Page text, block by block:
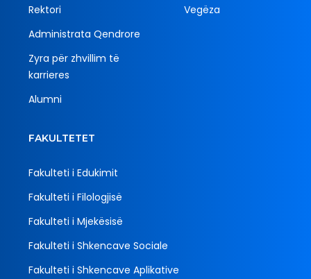
Rektori
Administrata Qendrore
Zyra për zhvillim të
karrieres
Alumni
Vegëza
FAKULTETET
Fakulteti i Edukimit
Fakulteti i Filologjisë
Fakulteti i Mjekësisë
Fakulteti i Shkencave Sociale
Fakulteti i Shkencave Aplikative